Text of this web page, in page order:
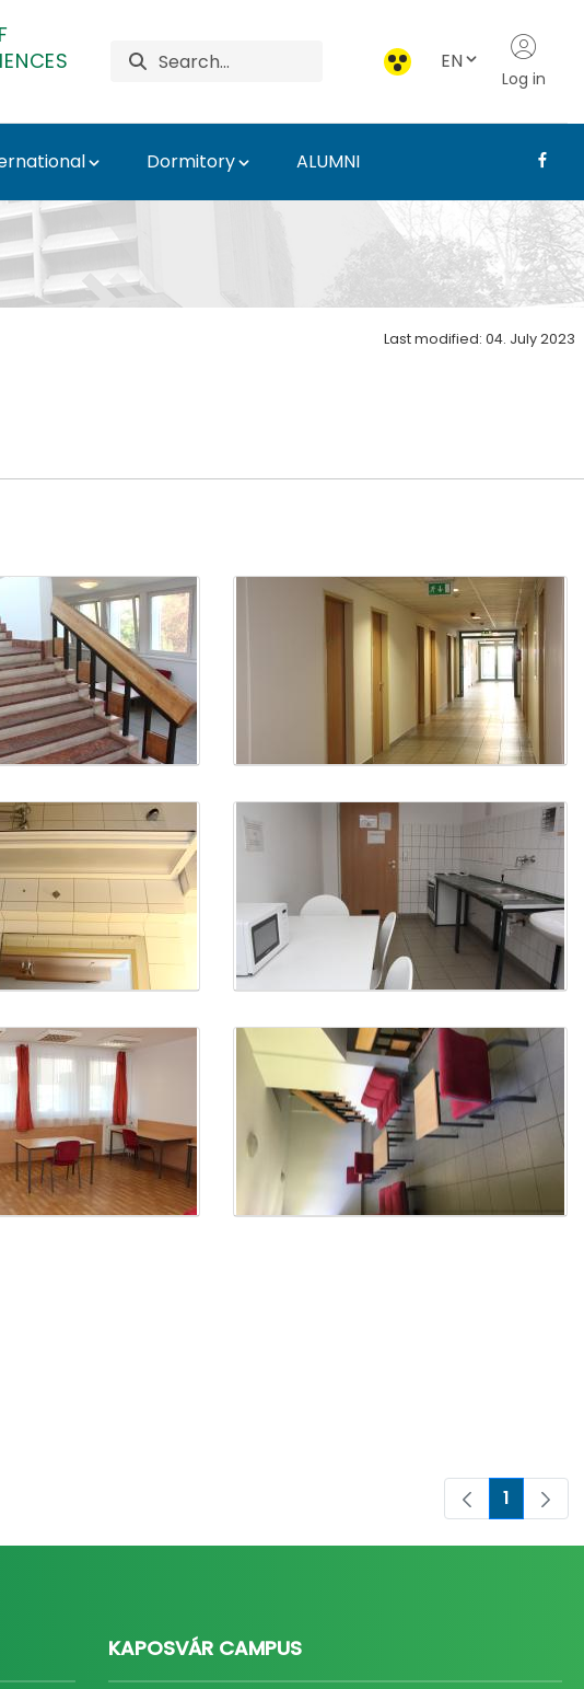
EN
Log in
Dormitory ALUMNI
- EN
Last modified: 04. July 2023
Page
1
KAPOSVÁR CAMPUS